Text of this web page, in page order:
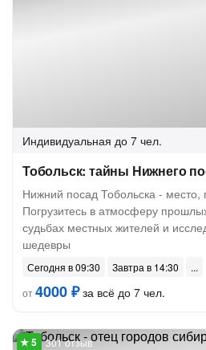
Индивидуальная до 7 чел.
Тобольск: тайны Нижнего
Нижний посад Тобольска - место,
Погрузитесь в атмосферу
судьбах местных жителей и
шедевры
Сегодня в 09:30
Завтра в 14:30
от4000 ₽за всё до 7 чел.
301 отзыв